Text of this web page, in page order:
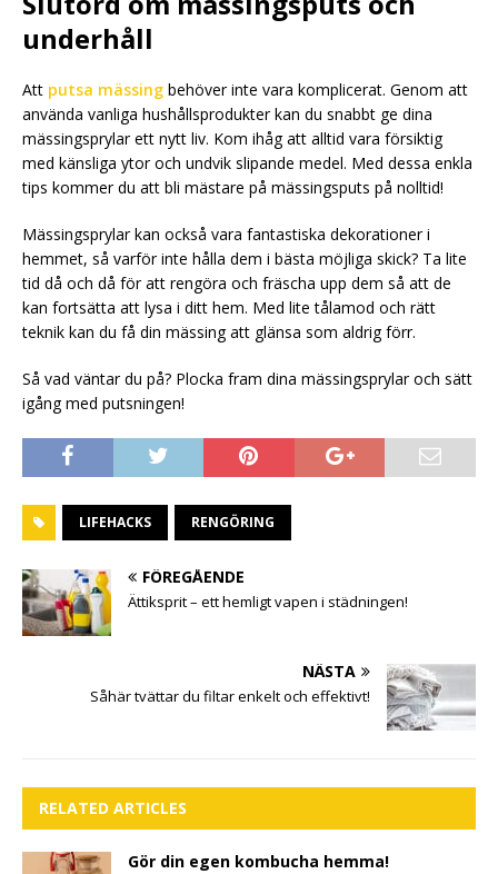
underhåll
Att putsa mässing behöver inte vara komplicerat. Genom att
använda vanliga hushållsprodukter kan du snabbt ge dina
mässingsprylar ett nytt liv. Kom ihåg att alltid vara försiktig
med känsliga ytor och undvik slipande medel. Med dessa enkla
tips kommer du att bli mästare på mässingsputs på nolltid!
Mässingsprylar kan också vara fantastiska dekorationer i
hemmet, så varför inte hålla dem i bästa möjliga skick? Ta lite
tid då och då för att rengöra och fräscha upp dem så att de
kan fortsätta att lysa i ditt hem. Med lite tålamod och rätt
teknik kan du få din mässing att glänsa som aldrig förr.
Så vad väntar du på? Plocka fram dina mässingsprylar och sätt
igång med putsningen!
LIFEHACKS RENGÖRING
FÖREGÅENDE
Ättiksprit – ett hemligt vapen i städningen!
NÄSTA
Såhär tvättar du filtar enkelt och effektivt!
RELATED ARTICLES
Gör din egen kombucha hemma!